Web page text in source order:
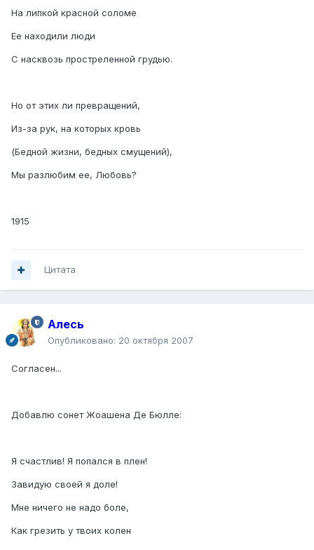
На липкой красной соломе
Ее находили люди
С насквозь простреленной грудью.
Но от этих ли превращений,
Из-за рук, на которых кровь
(Бедной жизни, бедных смущений),
Мы разлюбим ее, Любовь?
1915
Цитата
Алесь
Опубликовано: 20 октября 2007
Согласен...
Добавлю сонет Жоашена Де Бюлле:
Я счастлив! Я попался в плен!
Завидую своей я доле!
Мне ничего не надо боле,
Как грезить у твоих колен